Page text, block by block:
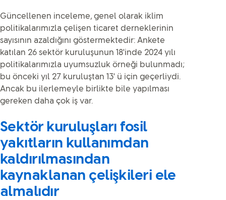
Güncellenen inceleme, genel olarak iklim
politikalarımızla çelişen ticaret derneklerinin
sayısının azaldığını göstermektedir: Ankete
katılan 26 sektör kuruluşunun 18'inde 2024 yılı
politikalarımızla uyumsuzluk örneği bulunmadı;
bu önceki yıl 27 kuruluştan 13' ü için geçerliydi.
Ancak bu ilerlemeyle birlikte bile yapılması
gereken daha çok iş var.
Sektör kuruluşları fosil
yakıtların kullanımdan
kaldırılmasından
kaynaklanan çelişkileri ele
almalıdır